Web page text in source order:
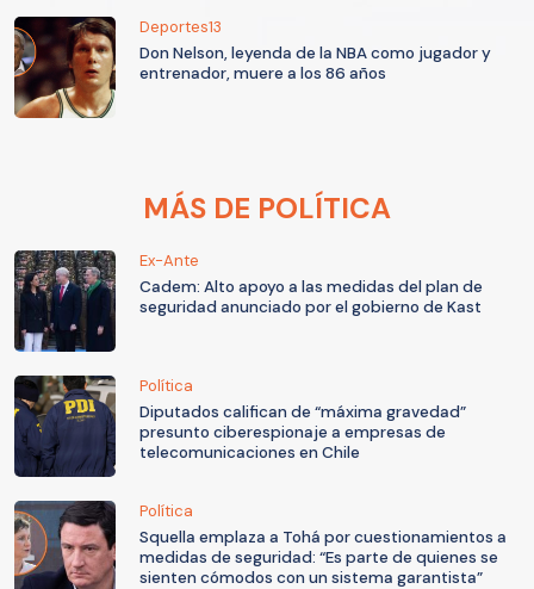
Deportes13
Don Nelson, leyenda de la NBA como jugador y
entrenador, muere a los 86 años
MÁS DE POLÍTICA
Ex-Ante
Cadem: Alto apoyo a las medidas del plan de
seguridad anunciado por el gobierno de Kast
Política
Diputados califican de “máxima gravedad”
presunto ciberespionaje a empresas de
telecomunicaciones en Chile
Política
Squella emplaza a Tohá por cuestionamientos a
medidas de seguridad: “Es parte de quienes se
sienten cómodos con un sistema garantista”